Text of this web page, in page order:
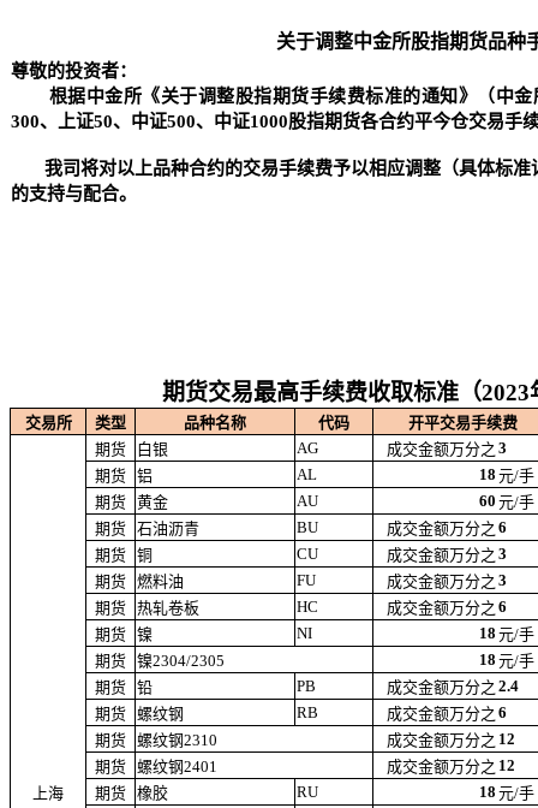
关于调整中金所股指期货品种
尊敬的投资者：
根据中金所《关于调整股指期货手续费标准的通知》（中金
300、上证50、中证500、中证1000股指期货各合约平今仓交易手
我司将对以上品种合约的交易手续费予以相应调整（具体标准
的支持与配合。
期货交易最高手续费收取标准（
交易所 类型 品种名称 代码 开平交易手续费
上海
期货 白银 AG 成交金额万分之 3
期货 铝 AL 18 元/手
期货 黄金 AU 60 元/手
期货 石油沥青 BU 成交金额万分之 6
期货 铜 CU 成交金额万分之 3
期货 燃料油 FU 成交金额万分之 3
期货 热轧卷板 HC 成交金额万分之 6
期货 镍 NI 18 元/手
期货 镍2304/2305 18 元/手
期货 铅 PB 成交金额万分之 2.4
期货
螺纹钢 RB 成交金额万分之 6
期货
螺纹钢2310 成交金额万分之 12
期货
螺纹钢2401 成交金额万分之 12
期货 橡胶 RU 18 元/手